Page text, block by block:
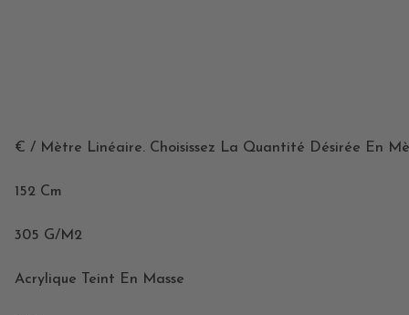
€ / Mètre Linéaire. Choisissez La Quantité Désirée En
152 Cm
305 G/m2
Acrylique Teint En Masse